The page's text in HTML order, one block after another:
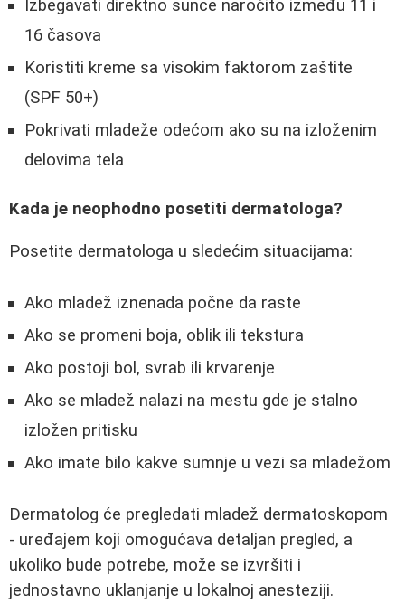
Izbegavati direktno sunce naročito između 11 i
16 časova
Koristiti kreme sa visokim faktorom zaštite
(SPF 50+)
Pokrivati mladeže odećom ako su na izloženim
delovima tela
Kada je neophodno posetiti dermatologa?
Posetite dermatologa u sledećim situacijama:
Ako mladež iznenada počne da raste
Ako se promeni boja, oblik ili tekstura
Ako postoji bol, svrab ili krvarenje
Ako se mladež nalazi na mestu gde je stalno
izložen pritisku
Ako imate bilo kakve sumnje u vezi sa mladežom
Dermatolog će pregledati mladež dermatoskopom
- uređajem koji omogućava detaljan pregled, a
ukoliko bude potrebe, može se izvršiti i
jednostavno uklanjanje u lokalnoj anesteziji.